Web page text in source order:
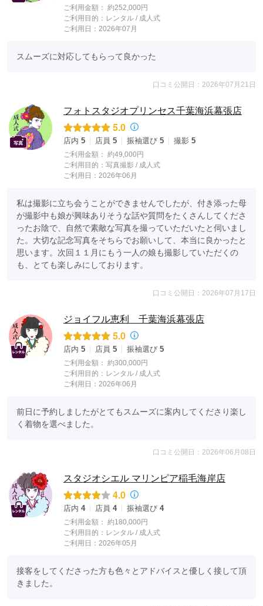
ご利用金額： 約252,000円
ご利用目的： レンタル / 成人式
ご利用日：2026年07月
スムーズに対応してもらって良かった
口コミ公開日：2026年07月21日
フォトスタジオプリンセス千葉海浜幕張店
5.0
店内 5 店員 5 振袖選び 5 撮影 5
ご利用金額： 約49,000円
ご利用目的： 写真撮影 / 成人式
ご利用日：2026年06月
私は撮影に立ち会うことができませんでしたが、付き添った母
が撮影中も娘が興味ありそうな話や質問をたくさんしてくださ
ったお陰で、自然で素敵な写真を撮っていただいたと伺いまし
た。大切な記念写真をそちらでお願いして、本当に良かったと
思います。次回１１月にもう一人の娘も撮影していただくの
も、とても楽しみにしております。
口コミ公開日：2026年07月17日
ジョイフル恵利 千葉海浜幕張店
5.0
店内 5 店員 5 振袖選び 5
ご利用金額： 約300,000円
ご利用目的： レンタル / 成人式
ご利用日：2026年06月
前日に予約しましたがとてもスムーズに案内してくださり楽し
く着物を選べました。
口コミ公開日：2026年06月08日
スタジオシエル マリンピア稲毛海岸店
4.0
店内 4 店員 4 振袖選び 4
ご利用金額： 約180,000円
ご利用目的： レンタル / 成人式
ご利用日：2026年05月
接客をしてくださった方も色々とアドバイスと優しく接して頂
きました。